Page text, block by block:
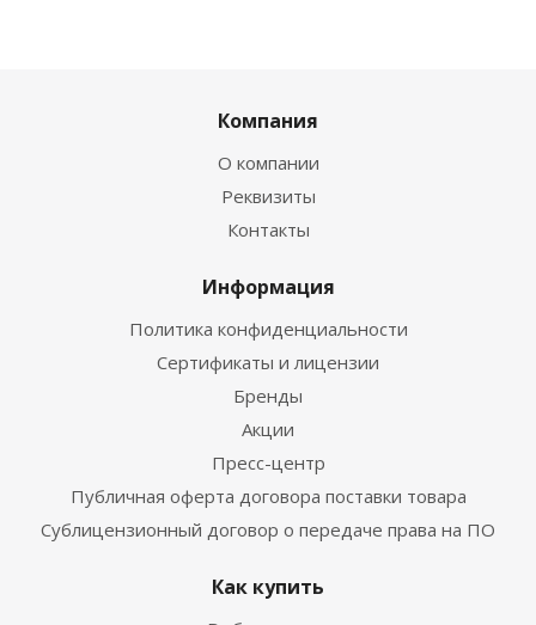
Компания
О компании
Реквизиты
Контакты
Информация
Политика конфиденциальности
Сертификаты и лицензии
Бренды
Акции
Пресс-центр
Публичная оферта договора поставки товара
Сублицензионный договор о передаче права на ПО
Как купить